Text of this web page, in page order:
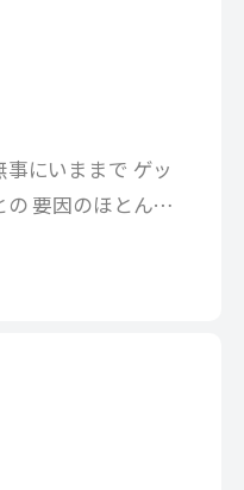
にいままで ゲッ
の 要因のほとんど
思ってい